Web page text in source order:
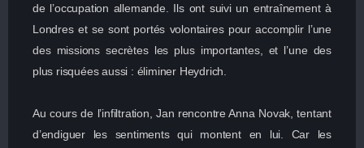
de l’occupation allemande. Ils ont suivi un entraînement à
Londres et se sont portés volontaires pour accomplir l’une
des missions secrètes les plus importantes, et l’une des
plus risquées aussi : éliminer Heydrich.
Au cours de l’infiltration, Jan rencontre Anna Novak, tentant
d’endiguer les sentiments qui montent en lui. Car les